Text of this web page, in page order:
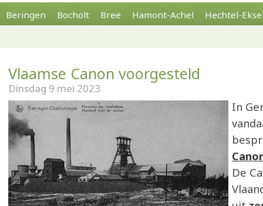
Beringen Bocholt Bree Hamont-Achel Hechtel-
Vlaamse Canon voorgesteld
Dinsdag 9 mei 2023
In
De